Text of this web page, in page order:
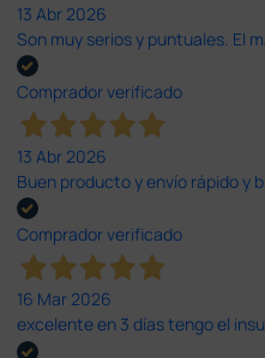
13 Abr 2026
Son muy serios y puntuales. El
Comprador verificado
13 Abr 2026
Buen producto y envío rápido y
Comprador verificado
16 Mar 2026
excelente en 3 días tengo el